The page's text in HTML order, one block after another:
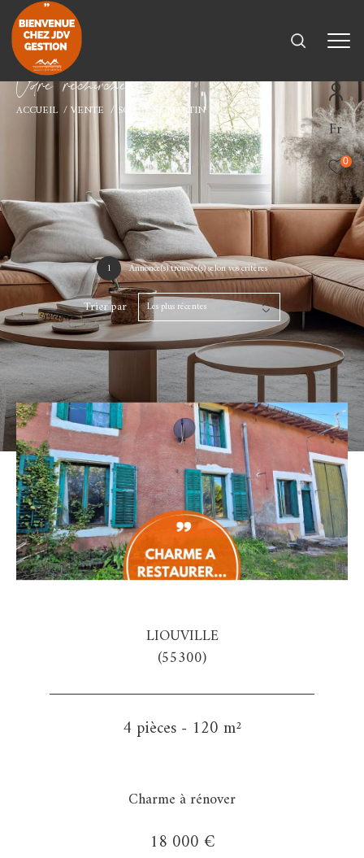
Fr
0
Vore recece
ACCUEIL VENTE SORCY ST MARTIN
1 Annonce(s) trouvée(s) selon vos critères
Trier par Les plus récentes
LIOUVILLE
(55300)
4 pièces - 120 m²
Charme à rénover
18 000 €